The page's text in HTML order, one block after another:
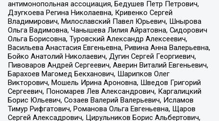
антимонопольная ассоциация, Бедушев Петр Петрович,
Дзугкоева Регина Николаевна, Кривенко Сергей
Владимирович, Милославский Павел Юрьевич, Шнырова
Ольга Вадимовна, Чанышева Лилия Айратовна, Сидорович
Ольга Борисовна, Туровский Александр Алексеевич,
Васильева Анастасия Евгеньевна, Ривина Анна Валерьевна,
Бойко Анатолий Николаевич, Дугин Сергей Георгиевич,
Пивоваров Андрей Сергеевич, Аверин Виталий Евгеньевич,
Барахоев Магомед Бекханович, Шарипков Олег
Викторович, Мошель Ирина Ароновна, Шведов Григорий
Сергеевич, Пономарев Лев Александрович, Каргалицкий
Борис Юльевич, Созаев Валерий Валерьевич, Исламов
Тимур Рифгатович, Романова Ольга Евгеньевна, Щаров
Сергей Алексадрович, Цирульников Борис Альбертович,